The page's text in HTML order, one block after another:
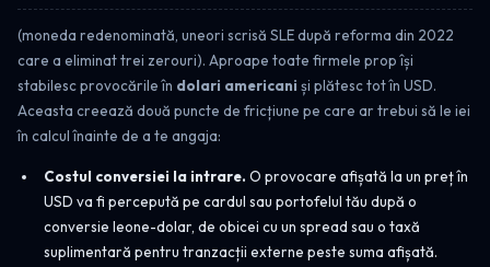
(moneda redenominată, uneori scrisă SLE după reforma din 2022
care a eliminat trei zerouri). Aproape toate firmele prop își
stabilesc provocările în dolari americani și plătesc tot în USD.
Aceasta creează două puncte de fricțiune pe care ar trebui să le iei
în calcul înainte de a te angaja:
Costul conversiei la intrare. O provocare afișată la un preț în
USD va fi percepută pe cardul sau portofelul tău după o
conversie leone-dolar, de obicei cu un spread sau o taxă
suplimentară pentru tranzacții externe peste suma afișată.